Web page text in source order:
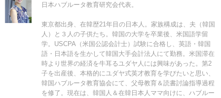
日本ハブルータ教育研究会代表。
東京都出身、在韓歴21年目の日本人。家族構成は、夫（韓国
人）と３人の子供たち。韓国の大学を卒業後、米国語学留
学。USCPA（米国公認会計士）試験に合格し、英語・韓国
語・日本語を生かして韓国大手会計法人にて勤務。米国滞在
時より世界の経済を牛耳るユダヤ人には興味があった。第2
子を出産後、本格的にユダヤ式英才教育を学びたいと思い、
韓国ハブルータ教育協会にて、父母教育＆読書討論指導過程
を修了。現在は、韓国人＆在韓日本人ママ向けに、ハブルー